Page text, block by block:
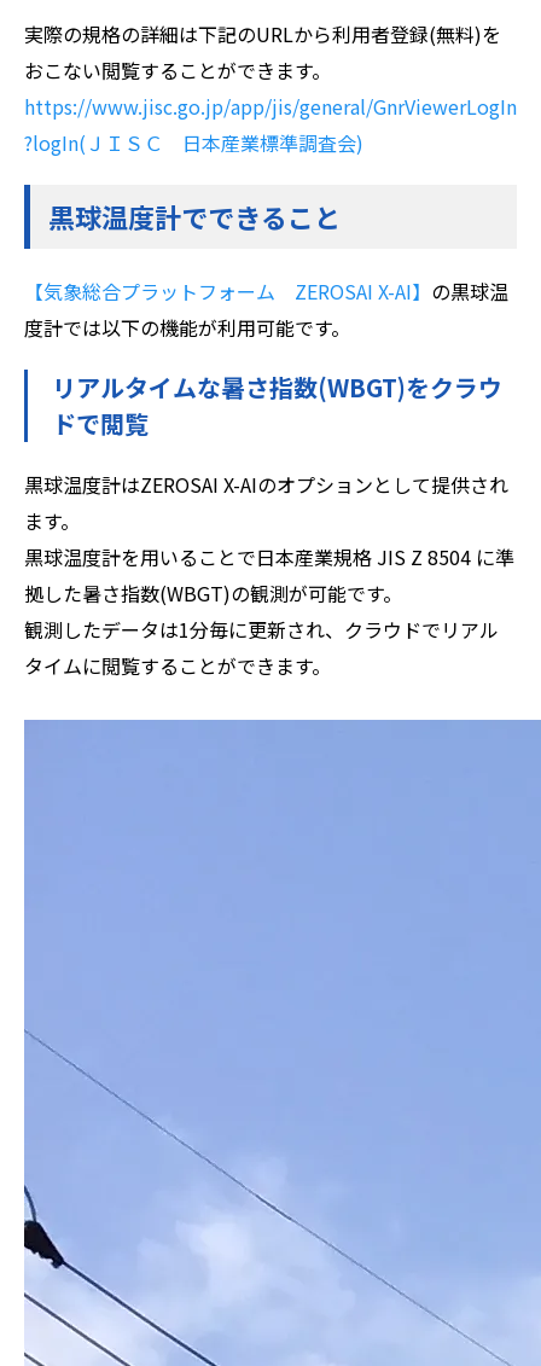
実際の規格の詳細は下記のURLから利用者登録(無料)を
おこない閲覧することができます。
https://www.jisc.go.jp/app/jis/general/GnrViewerLogIn
?logIn(ＪＩＳＣ 日本産業標準調査会)
黒球温度計でできること
【気象総合プラットフォーム ZEROSAI X-AI】 の黒球温
度計では以下の機能が利用可能です。
リアルタイムな暑さ指数(WBGT)をクラウ
ドで閲覧
黒球温度計はZEROSAI X-AIのオプションとして提供され
ます。
黒球温度計を用いることで日本産業規格 JIS Z 8504 に準
拠した暑さ指数(WBGT)の観測が可能です。
観測したデータは1分毎に更新され、クラウドでリアル
タイムに閲覧することができます。